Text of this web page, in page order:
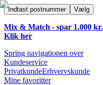
Indtast postnummer Vælg
Mix & Match - spar 1.000
Klik her
Spring navigationen over
Kundeservice
PrivatkundeErhvervskunde
Mine favoritter